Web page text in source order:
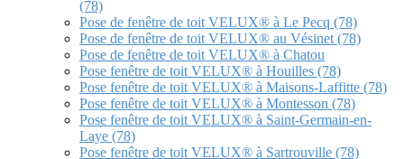
(78)
Pose de fenêtre de toit VELUX® à Le Pecq (78)
Pose de fenêtre de toit VELUX® au Vésinet (78)
Pose de fenêtre de toit VELUX® à Chatou
Pose fenêtre de toit VELUX® à Houilles (78)
Pose fenêtre de toit VELUX® à Maisons-Laffitte (78)
Pose fenêtre de toit VELUX® à Montesson (78)
Pose fenêtre de toit VELUX® à Saint-Germain-en-
Laye (78)
Pose fenêtre de toit VELUX® à Sartrouville (78)